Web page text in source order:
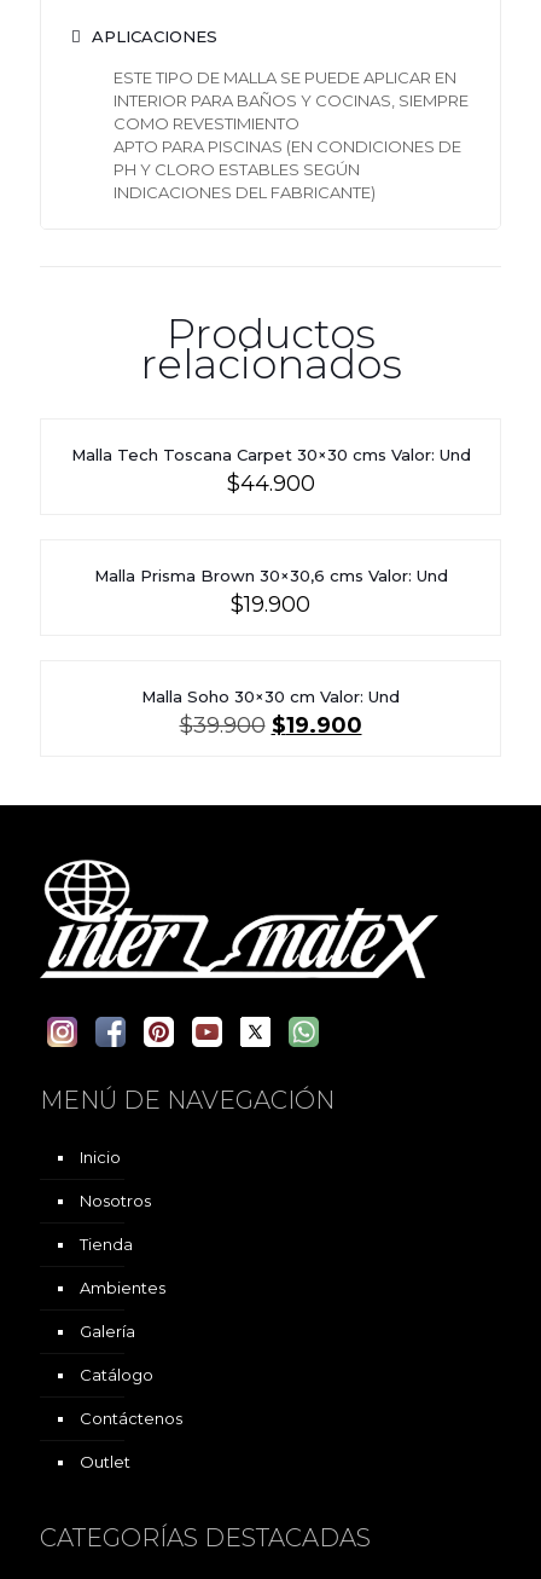
APLICACIONES
ESTE TIPO DE MALLA SE PUEDE APLICAR EN
INTERIOR PARA BAÑOS Y COCINAS, SIEMPRE
COMO REVESTIMIENTO
APTO PARA PISCINAS (EN CONDICIONES DE
PH Y CLORO ESTABLES SEGÚN
INDICACIONES DEL FABRICANTE)
Productos
relacionados
Malla Tech Toscana Carpet 30×30 cms Valor: Und
$44.900
Malla Prisma Brown 30×30,6 cms Valor: Und
$19.900
Malla Soho 30×30 cm Valor: Und
$39.900 El
$19.900El
MENÚ DE NAVEGACIÓN
Inicio
Nosotros
Tienda
Ambientes
Galería
Catálogo
Contáctenos
Outlet
CATEGORÍAS DESTACADAS